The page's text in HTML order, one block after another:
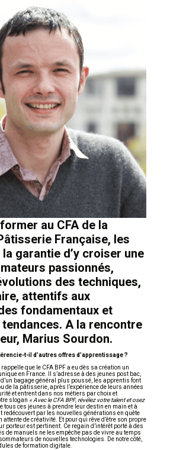
au CFA de la
Française, les
garantie d’y croiser une
passionnés,
des techniques,
attentifs aux
fondamentaux et
A la rencontre
Marius Sourdon.
t-il d’autres offres d’apprentissage ?
que le CFA BPF a eu dès sa création un
en France. Il s’adresse à des jeunes post bac,
bagage général plus poussé, les apprentis font
de la pâtisserie, après l’expérience de leurs années
et entrent dans nos métiers par choix et
slogan « Avec le CFA BPF, révélez votre talent et osez
tous ces jeunes à prendre leur destin en main et à
redécouvert par les nouvelles générations en quête
attente de créativité. Et pour qui rêve d’être son propre
porteur est pertinent. Ce regain d’intérêt porté à des
de manuels ne les empêche pas de vivre au temps
de nouvelles technologies. De notre côté,
de formation digitale.